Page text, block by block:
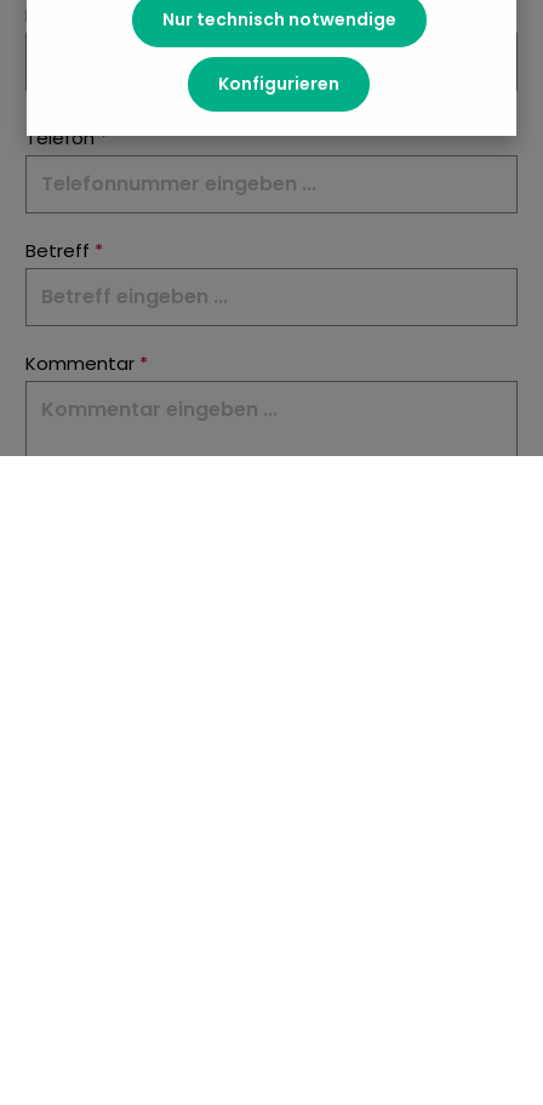
Ihre E-Mail-Adresse*
Telefon*
Betreff *
Kommentar *
Nur technisch notwendige
Konfigurieren